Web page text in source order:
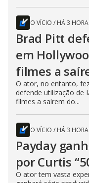
O VÍCIO / HÁ 3
Brad Pitt
em
filmes a
O ator, no entanto,
defende utilização de
filmes a saírem do...
O VÍCIO / HÁ 3
Payday
por Curtis
O ator tem vasta